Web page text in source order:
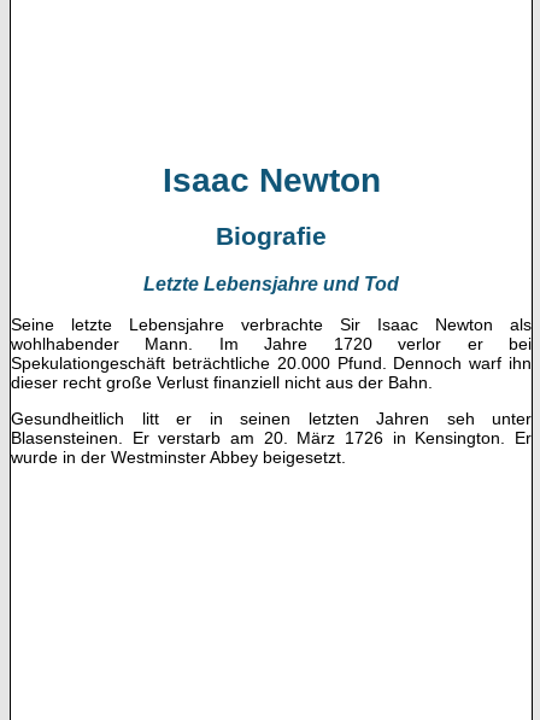
Isaac Newton
Biografie
Letzte Lebensjahre und Tod
Seine letzte Lebensjahre verbrachte Sir Isaac Newton als
wohlhabender Mann. Im Jahre 1720 verlor er bei
Spekulationgeschäft beträchtliche 20.000 Pfund. Dennoch warf ihn
dieser recht große Verlust finanziell nicht aus der Bahn.
Gesundheitlich litt er in seinen letzten Jahren seh unter
Blasensteinen. Er verstarb am 20. März 1726 in Kensington. Er
wurde in der Westminster Abbey beigesetzt.